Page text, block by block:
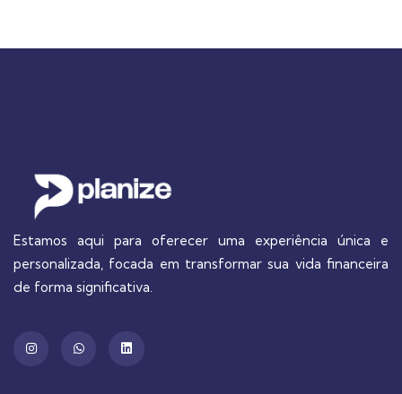
Estamos aqui para oferecer uma experiência única e
personalizada, focada em transformar sua vida financeira
de forma significativa.